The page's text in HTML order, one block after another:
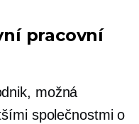
pracovní
možná
společnostmi o